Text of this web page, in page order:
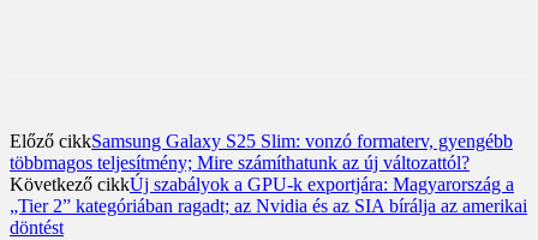
Előző cikkSamsung Galaxy S25 Slim: vonzó formaterv, gyengébb
többmagos teljesítmény; Mire számíthatunk az új változattól?
Következő cikkÚj szabályok a GPU-k exportjára: Magyarország a
„Tier 2” kategóriában ragadt; az Nvidia és az SIA bírálja az amerikai
döntést